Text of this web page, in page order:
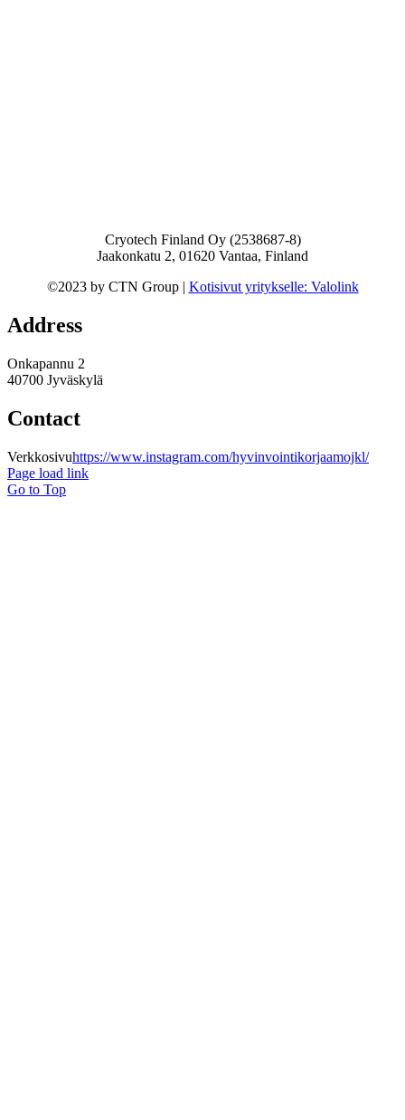
Cryotech Finland Oy (2538687-8)
Jaakonkatu 2, 01620 Vantaa, Finland
©2023 by CTN Group | Kotisivut yritykselle: Valolink
Address
Onkapannu 2
40700 Jyväskylä
Contact
Verkkosivuhttps://www.instagram.com/hyvinvointikorjaamojkl/
Page load link
Go to Top